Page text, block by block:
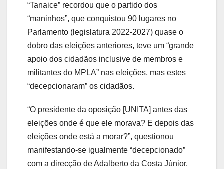
“Tanaice” recordou que o partido dos
“maninhos”, que conquistou 90 lugares no
Parlamento (legislatura 2022-2027) quase o
dobro das eleições anteriores, teve um “grande
apoio dos cidadãos inclusive de membros e
militantes do MPLA” nas eleições, mas estes
“decepcionaram” os cidadãos.
“O presidente da oposição [UNITA] antes das
eleições onde é que ele morava? E depois das
eleições onde está a morar?”, questionou
manifestando-se igualmente “decepcionado”
com a direcção de Adalberto da Costa Júnior.